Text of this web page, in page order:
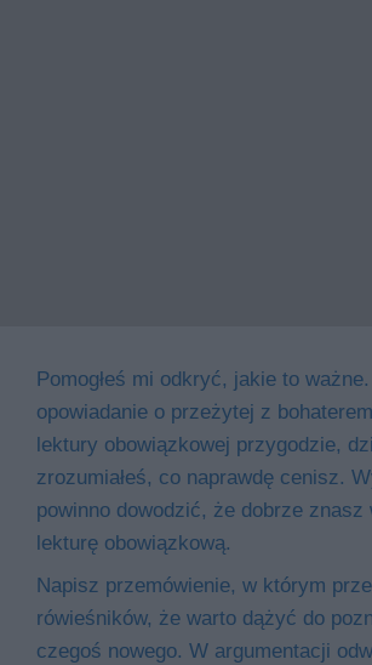
Pomogłeś mi odkryć, jakie to
opowiadanie o przeżytej z
lektury obowiązkowej przygodzie,
zrozumiałeś, co naprawdę cenisz.
powinno dowodzić, że dobrze znasz
lekturę obowiązkową.
Napisz przemówienie, w którym
rówieśników, że warto dążyć do
czegoś nowego. W argumentacji